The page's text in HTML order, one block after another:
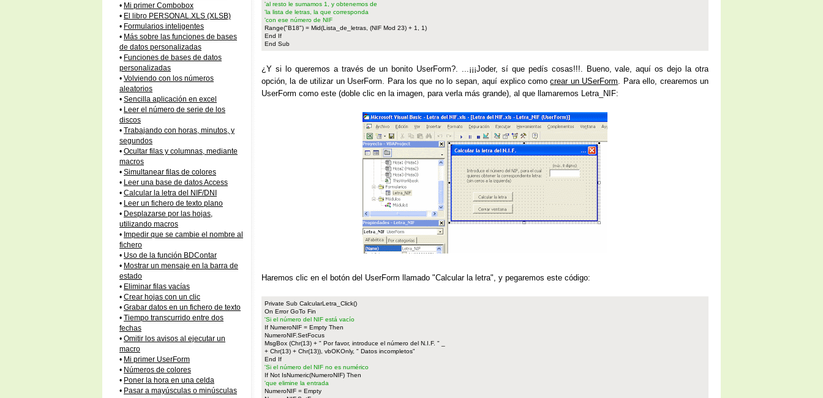
'al resto le sumamos 1, y obtenemos de
'la lista de letras, la que corresponda
'con ese número de NIF
Range("B18") = Mid(Lista_de_letras, (NIF Mod 23) + 1, 1)
End If
End Sub
¿Y si lo queremos a través de un bonito UserForm?. ...¡¡¡Joder, sí que pedís cosas!!!. Bueno, vale, aquí os dejo la otra
opción, la de utilizar un UserForm. Para los que no lo sepan, aquí explico comocrear un USerForm. Para ello, crearemos un
UserForm como este (doble clic en la imagen, para verla más grande), al que llamaremos Letra_NIF:
Haremos clic en el botón del UserForm llamado "Calcular la letra", y pegaremos este código:
Private Sub CalcularLetra_Click()
On Error GoTo Fin
'Si el número del NIF está vacío
If NumeroNIF = Empty Then
NumeroNIF.SetFocus
MsgBox (Chr(13) + " Por favor, introduce el número del N.I.F. " _
+ Chr(13) + Chr(13)), vbOKOnly, " Datos incompletos"
End If
'Si el número del NIF no es numérico
If Not IsNumeric(NumeroNIF) Then
'que elimine la entrada
NumeroNIF = Empty
• Mi primer Combobox
• El libro PERSONAL.XLS (XLSB)
• Formularios inteligentes
• Más sobre las funciones de bases
de datos personalizadas
• Funciones de bases de datos
personalizadas
• Volviendo con los números
aleatorios
• Sencilla aplicación en excel
•
Leer el número de serie de los
discos
• Trabajando con horas, minutos, y
segundos
• Ocultar filas y columnas, mediante
macros
• Simultanear filas de colores
•
Leer una base de datos Access
• Calcular la letra del NIF/DNI
•
Leer un fichero de texto plano
• Desplazarse por las hojas,
utilizando macros
• Impedir que se cambie el nombre al
fichero
• Uso de la función BDContar
• Mostrar un mensaje en la barra de
estado
• Eliminar filas vacías
• Crear hojas con un clic
• Grabar datos en un fichero de texto
• Tiempo transcurrido entre dos
fechas
• Omitir los avisos al ejecutar un
macro
• Mi primer UserForm
• Números de colores
• Poner la hora en una celda
• Pasar a mayúsculas o minúsculas